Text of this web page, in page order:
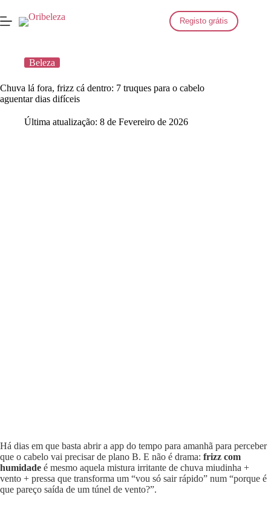
para
o
Registo grátis
Beleza
Chuva lá fora, frizz cá dentro: 7 truques para o cabelo
aguentar dias difíceis
Última atualização: 8 de Fevereiro de 2026
Há dias em que basta abrir a app do tempo para amanhã para perceber
que o cabelo vai precisar de plano B. E não é drama: frizz com
humidade é mesmo aquela mistura irritante de chuva miudinha +
vento + pressa que transforma um “vou só sair rápido” num “porque é
que pareço saída de um túnel de vento?”.